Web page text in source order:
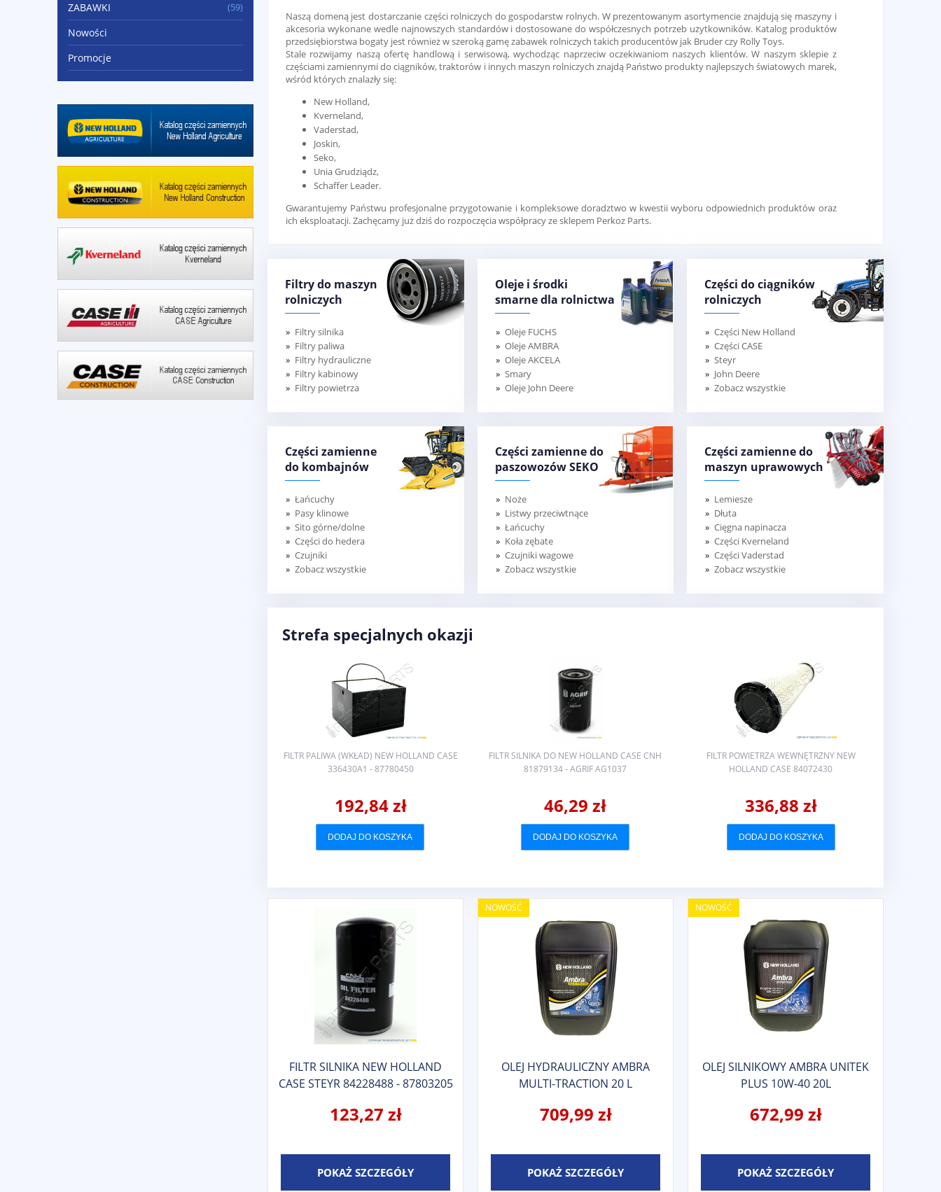
ZABAWKI (59)
Nowości
Promocje
Naszą domeną jest dostarczanie części rolniczych do gospodarstw rolnych. W prezentowanym asortymencie znajdują się maszyny i
akcesoria wykonane wedle najnowszych standardów i dostosowane do współczesnych potrzeb użytkowników. Katalog produktów
przedsiębiorstwa bogaty jest również w szeroką gamę zabawek rolniczych takich producentów jak Bruder czy Rolly Toys.
Stale rozwijamy naszą ofertę handlową i serwisową, wychodząc naprzeciw oczekiwaniom naszych klientów. W naszym sklepie z
częściami zamiennymi do ciągników, traktorów i innych maszyn rolniczych znajdą Państwo produkty najlepszych światowych marek,
wśród których znalazły się:
New Holland,
Kverneland,
Vaderstad,
Joskin,
Seko,
Unia Grudziądz,
Schaffer Leader.
Gwarantujemy Państwu profesjonalne przygotowanie i kompleksowe doradztwo w kwestii wyboru odpowiednich produktów oraz
ich eksploatacji. Zachęcamy już dziś do rozpoczęcia współpracy ze sklepem Perkoz Parts.
Filtry do maszyn
rolniczych
Filtry silnika
Filtry paliwa
Filtry hydrauliczne
Filtry kabinowy
Filtry powietrza
Oleje i środki
smarne dla rolnictwa
Oleje FUCHS
Oleje AMBRA
Oleje AKCELA
Smary
Oleje John Deere
Części do ciągników
rolniczych
Części New Holland
Części CASE
Steyr
John Deere
Zobacz wszystkie
Części zamienne
do kombajnów
Łańcuchy
Pasy klinowe
Sito górne/dolne
Części do hedera
Czujniki
Zobacz wszystkie
Części zamienne do
paszowozów SEKO
Noże
Listwy przeciwtnące
Łańcuchy
Koła zębate
Czujniki wagowe
Zobacz wszystkie
Części zamienne do
maszyn uprawowych
Lemiesze
Dłuta
Cięgna napinacza
Części Kverneland
Części Vaderstad
Zobacz wszystkie
Strefa specjalnych okazji
FILTR PALIWA (WKŁAD) NEW HOLLAND CASE
336430A1 - 87780450
192,84 zł
DODAJ DO KOSZYKA
FILTR SILNIKA DO NEW HOLLAND CASE CNH
81879134 - AGRIF AG1037
46,29 zł
DODAJ DO KOSZYKA
FILTR POWIETRZA WEWNĘTRZNY NEW
HOLLAND CASE 84072430
336,88 zł
DODAJ DO KOSZYKA
FILTR SILNIKA NEW HOLLAND
CASE STEYR 84228488 - 87803205
504084161 - 2852526
123,27 zł
POKAŻ SZCZEGÓŁY
OLEJ HYDRAULICZNY AMBRA
MULTI-TRACTION 20 L
709,99 zł
POKAŻ SZCZEGÓŁY
NOWOŚĆ
OLEJ SILNIKOWY AMBRA UNITEK
PLUS 10W-40 20L
672,99 zł
POKAŻ SZCZEGÓŁY
NOWOŚĆ